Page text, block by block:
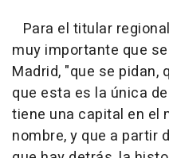
Para el titular
muy importante que
Madrid, "que se pidan,
que esta es la única
tiene una capital en el
nombre, y que a partir